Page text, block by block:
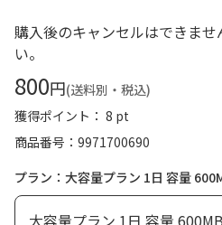
購入後のキャンセルはできま
い。
800円(送料別・税込)
獲得ポイント： 8 pt
商品番号
9971700690
プラン：大容量プラン 1日 容量